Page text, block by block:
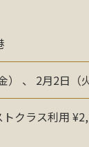
） 、 2月2日（
クラス利用